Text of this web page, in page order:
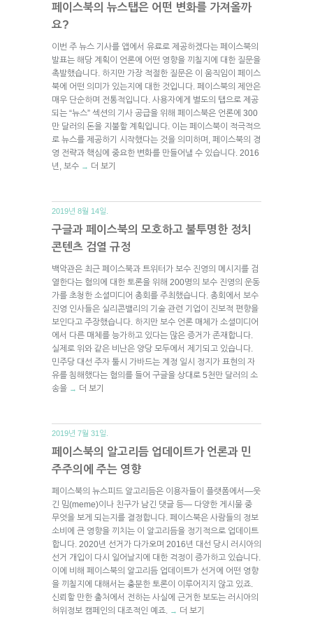
페이스북의 뉴스탭은 어떤 변화를 가져올까
요?
이번 주 뉴스 기사를 앱에서 유료로 제공하겠다는 페이스북의
발표는 해당 계획이 언론에 어떤 영향을 끼칠지에 대한 질문을
촉발했습니다. 하지만 가장 적절한 질문은 이 움직임이 페이스
북에 어떤 의미가 있는지에 대한 것입니다. 페이스북의 제안은
매우 단순하며 전통적입니다. 사용자에게 별도의 탭으로 제공
되는 “뉴스” 섹션의 기사 공급을 위해 페이스북은 언론에 300
만 달러의 돈을 지불할 계획입니다. 이는 페이스북이 적극적으
로 뉴스를 제공하기 시작했다는 것을 의미하며, 페이스북의 경
영 전략과 핵심에 중요한 변화를 만들어낼 수 있습니다. 2016
년, 보수 → 더 보기
2019년 8월 14일.
구글과 페이스북의 모호하고 불투명한 정치
콘텐츠 검열 규정
백악관은 최근 페이스북과 트위터가 보수 진영의 메시지를 검
열한다는 혐의에 대한 토론을 위해 200명의 보수 진영의 운동
가를 초청한 소셜미디어 총회를 주최했습니다. 총회에서 보수
진영 인사들은 실리콘밸리의 기술 관련 기업이 진보적 편향을
보인다고 주장했습니다. 하지만 보수 언론 매체가 소셜미디어
에서 다른 매체를 능가하고 있다는 많은 증거가 존재합니다.
실제로 위와 같은 비난은 양당 모두에서 제기되고 있습니다.
민주당 대선 주자 툴시 가바드는 계정 일시 정지가 표현의 자
유를 침해했다는 혐의를 들어 구글을 상대로 5천만 달러의 소
송을 → 더 보기
2019년 7월 31일.
페이스북의 알고리듬 업데이트가 언론과 민
주주의에 주는 영향
페이스북의 뉴스피드 알고리듬은 이용자들이 플랫폼에서—웃
긴 밈(meme)이나 친구가 남긴 댓글 등— 다양한 게시물 중
무엇을 보게 되는지를 결정합니다. 페이스북은 사람들의 정보
소비에 큰 영향을 끼치는 이 알고리듬을 정기적으로 업데이트
합니다. 2020년 선거가 다가오며 2016년 대선 당시 러시아의
선거 개입이 다시 일어날지에 대한 걱정이 증가하고 있습니다.
이에 비해 페이스북의 알고리듬 업데이트가 선거에 어떤 영향
을 끼칠지에 대해서는 충분한 토론이 이루어지지 않고 있죠.
신뢰할 만한 출처에서 전하는 사실에 근거한 보도는 러시아의
허위정보 캠페인의 대조적인 예죠.
→ 더 보기